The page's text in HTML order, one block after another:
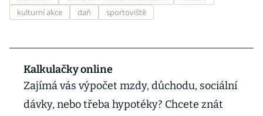
kulturní akce
daň sportoviště
Kalkulačky online
Zajímá vás výpočet mzdy, důchodu, sociální
dávky, nebo třeba hypotéky? Chcete znát